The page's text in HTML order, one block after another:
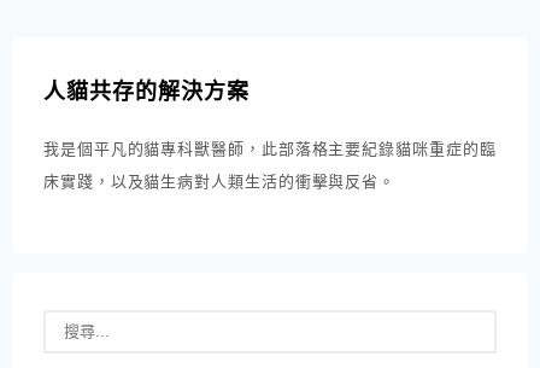
人貓共存的解決方案
我是個平凡的貓專科獸醫師，此部落格主要紀錄貓咪重症的臨
床實踐，以及貓生病對人類生活的衝擊與反省。